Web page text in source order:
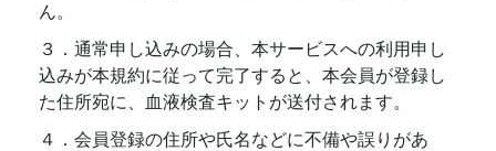
ん。
３．通常申し込みの場合、本サービスへの利用申し
込みが本規約に従って完了すると、本会員が登録し
た住所宛に、血液検査キットが送付されます。
４．会員登録の住所や氏名などに不備や誤りがあ